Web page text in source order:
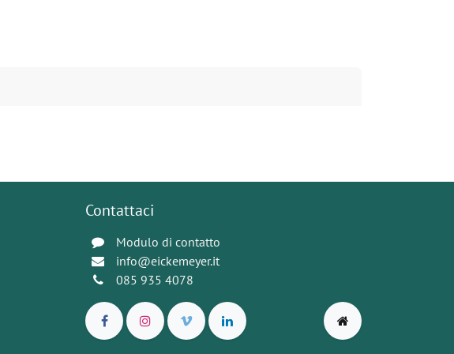
Contattaci
Modulo di contatto
info@eickemeyer.it
085 935 4078